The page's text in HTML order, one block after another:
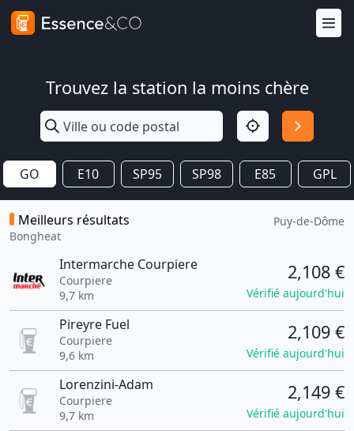
Trouvez la station la moins chère
GO E10 SP95 SP98 E85 GPL
Meilleurs résultats
Bongheat
Puy-de-Dôme
Intermarche Courpiere
Courpiere
9,7 km
2,108 €
Vérifié aujourd'hui
Pireyre Fuel
Courpiere
9,6 km
2,109 €
Vérifié aujourd'hui
Lorenzini-Adam
Courpiere
9,7 km
2,149 €
Vérifié aujourd'hui